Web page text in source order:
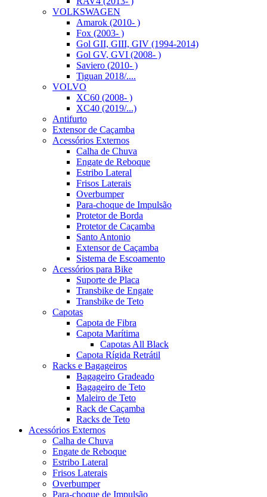
VOLKSWAGEN
Amarok (2010- )
Fox (2003- )
Gol GII, GIII, GIV (1994-2014)
Gol GV, GVI (2008- )
Saviero (2010- )
Tiguan 2018/....
VOLVO
XC60 (2008- )
XC40 (2019/...)
Antifurto
Extensor de Caçamba
Acessórios Externos
Calha de Chuva
Engate de Reboque
Estribo Lateral
Frisos Laterais
Overbumper
Para-choque de Impulsão
Protetor de Borda
Protetor de Caçamba
Santo Antonio
Extensor de Caçamba
Sistema de Escoamento
Acessórios para Bike
Suporte de Placa
Transbike de Engate
Transbike de Teto
Capotas
Capota de Fibra
Capota Marítima
Capotas All Black
Capota Rígida Retrátil
Racks e Bagageiros
Bagageiro Gradeado
Bagageiro de Teto
Maleiro de Teto
Rack de Caçamba
Racks de Teto
Acessórios Externos
Calha de Chuva
Engate de Reboque
Estribo Lateral
Frisos Laterais
Overbumper
Para-choque de Impulsão